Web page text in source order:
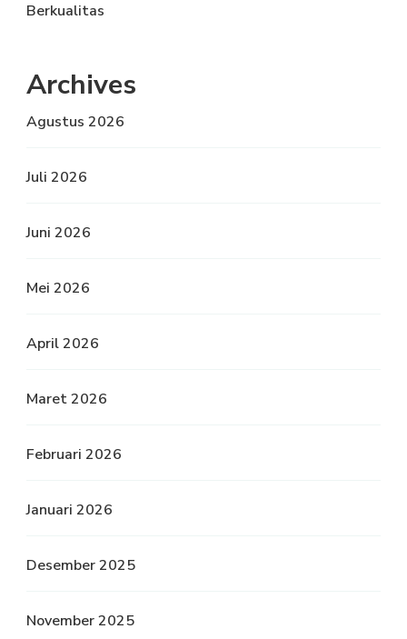
Berkualitas
Archives
Agustus 2026
Juli 2026
Juni 2026
Mei 2026
April 2026
Maret 2026
Februari 2026
Januari 2026
Desember 2025
November 2025